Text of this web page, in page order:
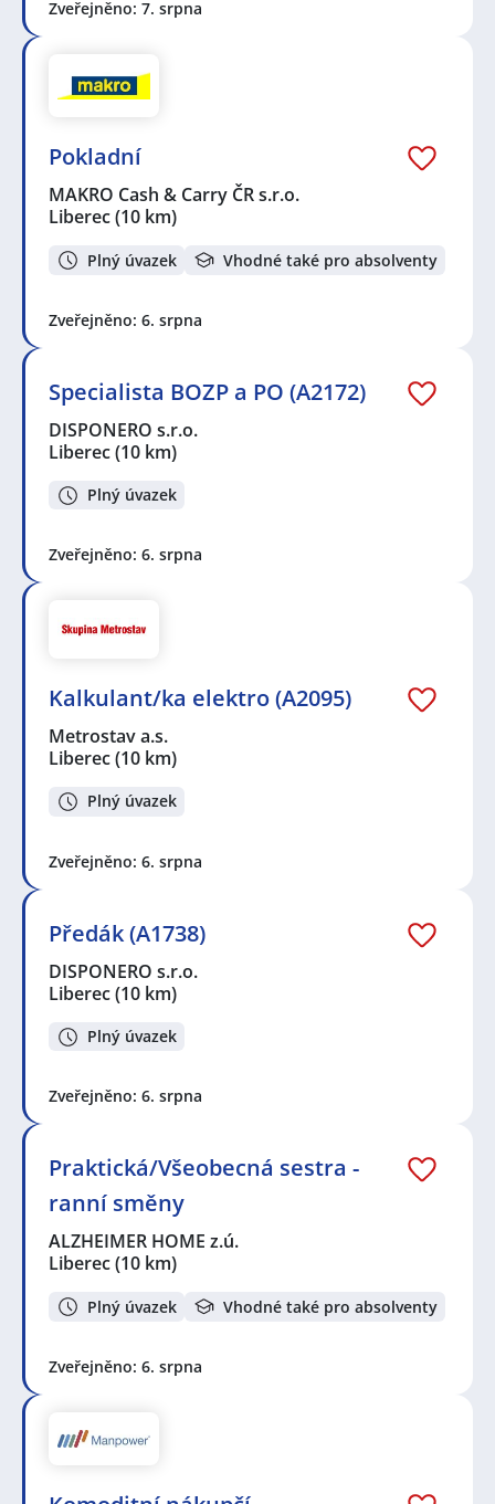
Zveřejněno: 7. srpna
Pokladní
MAKRO Cash & Carry ČR s.r.o.
Liberec(10 km)
Plný úvazek Vhodné také pro absolventy
Zveřejněno: 6. srpna
Specialista BOZP a PO (A2172)
DISPONERO s.r.o.
Liberec(10 km)
Plný úvazek
Zveřejněno: 6. srpna
Kalkulant/ka elektro (A2095)
Metrostav a.s.
Liberec(10 km)
Plný úvazek
Zveřejněno: 6. srpna
Předák (A1738)
DISPONERO s.r.o.
Liberec(10 km)
Plný úvazek
Zveřejněno: 6. srpna
Praktická/Všeobecná sestra -
ranní směny
ALZHEIMER HOME z.ú.
Liberec(10 km)
Plný úvazek Vhodné také pro absolventy
Zveřejněno: 6. srpna